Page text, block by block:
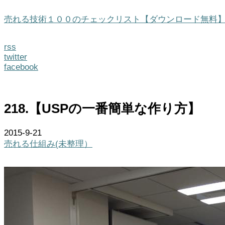
売れる技術１００のチェックリスト【ダウンロード無料
rss
twitter
facebook
218.【USPの一番簡単な作り方】
2015-9-21
売れる仕組み(未整理）